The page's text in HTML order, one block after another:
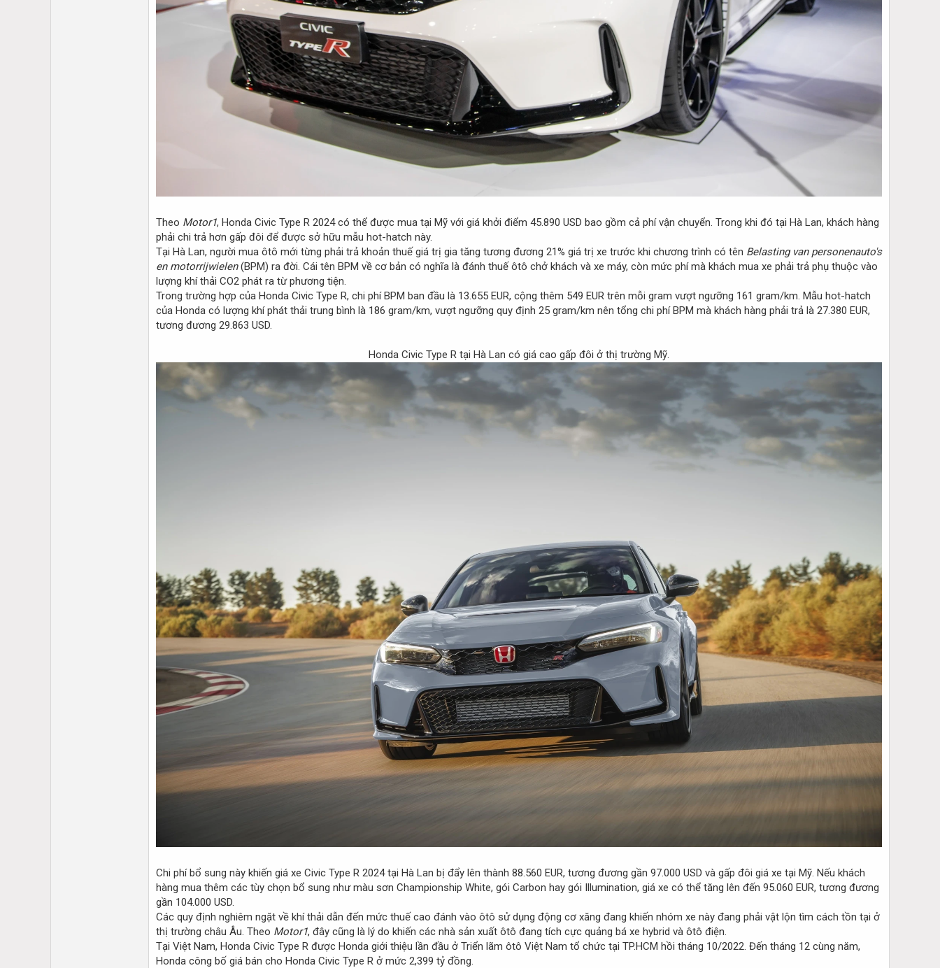
Theo Motor1, Honda Civic Type R 2024 có thể được mua tại Mỹ với giá khởi điểm 45.890 USD bao gồm cả phí vận chuyển. Trong khi đó tại Hà Lan, khách hàng
phải chi trả hơn gấp đôi để được sở hữu mẫu hot-hatch này.
Tại Hà Lan, người mua ôtô mới từng phải trả khoản thuế giá trị gia tăng tương đương 21% giá trị xe trước khi chương trình có tên Belasting van personenauto's
en motorrijwielen(BPM) ra đời. Cái tên BPM về cơ bản có nghĩa là đánh thuế ôtô chở khách và xe máy, còn mức phí mà khách mua xe phải trả phụ thuộc vào
lượng khí thải CO2 phát ra từ phương tiện.
Trong trường hợp của Honda Civic Type R, chi phí BPM ban đầu là 13.655 EUR, cộng thêm 549 EUR trên mỗi gram vượt ngưỡng 161 gram/km. Mẫu hot-hatch
của Honda có lượng khí phát thải trung bình là 186 gram/km, vượt ngưỡng quy định 25 gram/km nên tổng chi phí BPM mà khách hàng phải trả là 27.380 EUR,
tương đương 29.863 USD.
Honda Civic Type R tại Hà Lan có giá cao gấp đôi ở thị trường Mỹ.
Chi phí bổ sung này khiến giá xe Civic Type R 2024 tại Hà Lan bị đẩy lên thành 88.560 EUR, tương đương gần 97.000 USD và gấp đôi giá xe tại Mỹ. Nếu khách
hàng mua thêm các tùy chọn bổ sung như màu sơn Championship White, gói Carbon hay gói Illumination, giá xe có thể tăng lên đến 95.060 EUR, tương đương
gần 104.000 USD.
Các quy định nghiêm ngặt về khí thải dẫn đến mức thuế cao đánh vào ôtô sử dụng động cơ xăng đang khiến nhóm xe này đang phải vật lộn tìm cách tồn tại ở
thị trường châu Âu. Theo Motor1, đây cũng là lý do khiến các nhà sản xuất ôtô đang tích cực quảng bá xe hybrid và ôtô điện.
Tại Việt Nam, Honda Civic Type R được Honda giới thiệu lần đầu ở Triển lãm ôtô Việt Nam tổ chức tại TP.HCM hồi tháng 10/2022. Đến tháng 12 cùng năm,
Honda công bố giá bán cho Honda Civic Type R ở mức 2,399 tỷ đồng.